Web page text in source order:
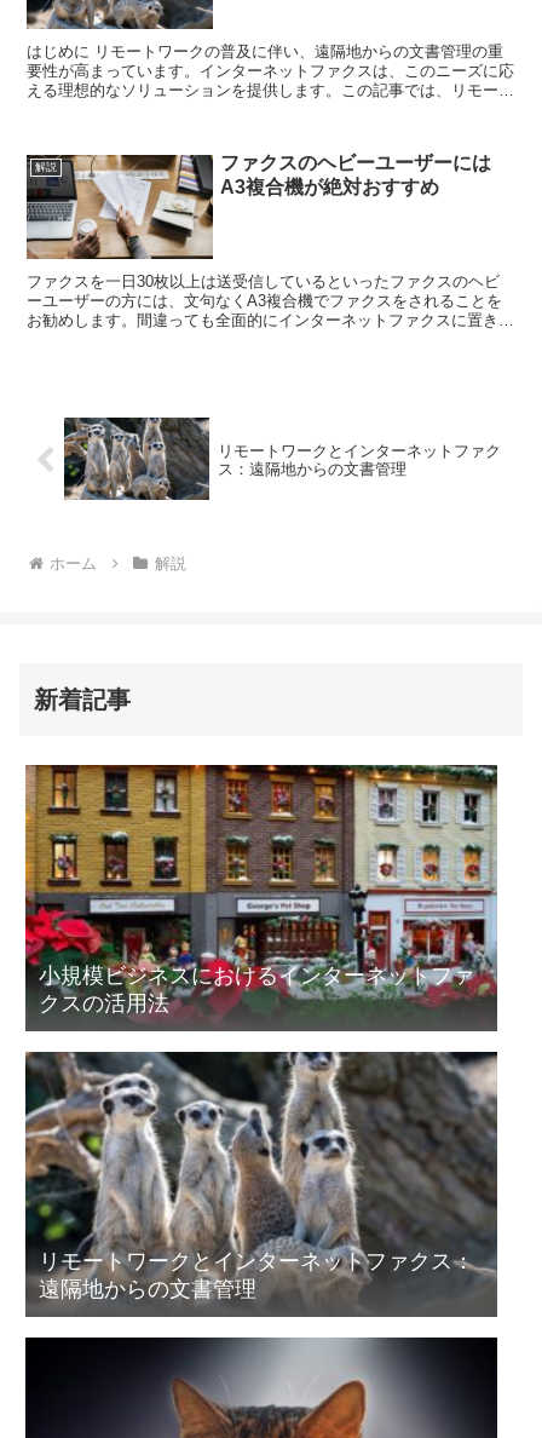
はじめに リモートワークの普及に伴い、遠隔地からの文書管理の重
要性が高まっています。インターネットファクスは、このニーズに応
える理想的なソリューションを提供します。この記事では、リモート
解説
ファクスのヘビーユーザーには
A3複合機が絶対おすすめ
ファクスを一日30枚以上は送受信しているといったファクスのヘビ
ーユーザーの方には、文句なくA3複合機でファクスをされることを
お勧めします。間違っても全面的にインターネットファクスに置き換
リモートワークとインターネットファク
ス：遠隔地からの文書管理
ホーム 解説
新着記事
小規模ビジネスにおけるインターネットファ
クスの活用法
リモートワークとインターネットファクス：
遠隔地からの文書管理